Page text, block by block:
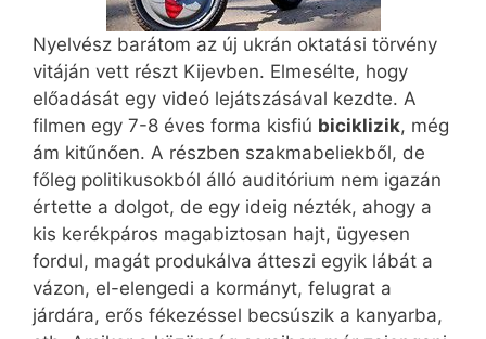
Nyelvész barátom az új ukrán oktatási törvény
vitáján vett részt Kijevben. Elmesélte, hogy
előadását egy videó lejátszásával kezdte. A
filmen egy 7-8 éves forma kisfiú biciklizik, még
ám kitűnően. A részben szakmabeliekből, de
főleg politikusokból álló auditórium nem igazán
értette a dolgot, de egy ideig nézték, ahogy a
kis kerékpáros magabiztosan hajt, ügyesen
fordul, magát produkálva átteszi egyik lábát a
vázon, el-elengedi a kormányt, felugrat a
járdára, erős fékezéssel becsúszik a kanyarba,